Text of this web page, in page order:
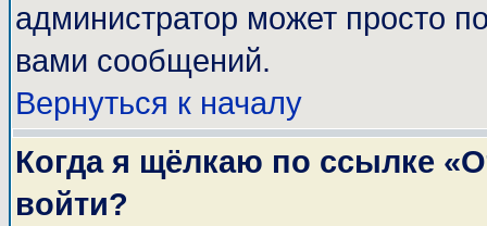
администратор может просто
вами сообщений.
Вернуться к началу
Когда я щёлкаю по ссылке
войти?